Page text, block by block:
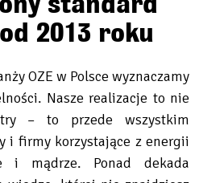
2013 roku
OZE w Polsce wyznaczamy
Nasze realizacje to nie
– to przede wszystkim
i firmy korzystające z energii
i mądrze. Ponad dekada